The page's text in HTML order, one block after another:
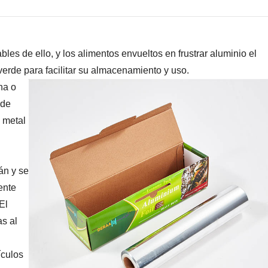
de ello, y los alimentos envueltos en frustrar aluminio el
para facilitar su almacenamiento y uso.
o
y se
al